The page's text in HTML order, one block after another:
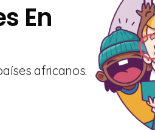
En
africanos.